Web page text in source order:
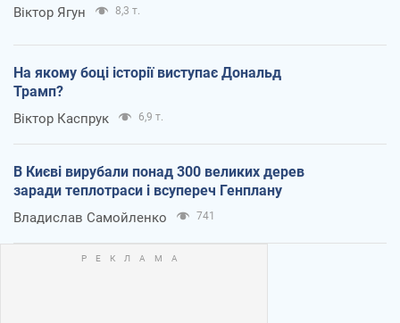
Віктор Ягун 8,3 т.
На якому боці історії виступає Дональд
Трамп?
Віктор Каспрук 6,9 т.
В Києві вирубали понад 300 великих дерев
заради теплотраси і всупереч Генплану
Владислав Самойленко 741